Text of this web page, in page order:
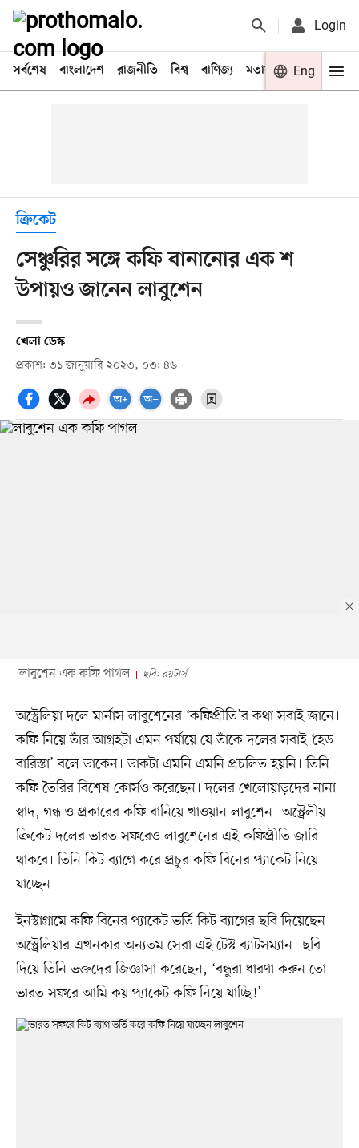
Login
সর্বশেষ বাংলাদেশ রাজনীতি বিশ্ব বাণিজ্য মতামত খেলা
Eng
ক্রিকেট
সেঞ্চুরির সঙ্গে কফি বানানোর এক শ
উপায়ও জানেন লাবুশেন
খেলা ডেস্ক
প্রকাশ: ৩১ জানুয়ারি ২০২৩, ০৩: ৪৬
লাবুশেন এক কফি পাগল ছবি: রয়টার্স
অস্ট্রেলিয়া দলে মার্নাস লাবুশেনের ‘কফিপ্রীতি’র কথা সবাই জানে।
কফি নিয়ে তাঁর আগ্রহটা এমন পর্যায়ে যে তাঁকে দলের সবাই ‘হেড
বারিস্তা’ বলে ডাকেন। ডাকটা এমনি এমনি প্রচলিত হয়নি। তিনি
কফি তৈরির বিশেষ কোর্সও করেছেন। দলের খেলোয়াড়দের নানা
স্বাদ, গন্ধ ও প্রকারের কফি বানিয়ে খাওয়ান লাবুশেন। অস্ট্রেলীয়
ক্রিকেট দলের ভারত সফরেও লাবুশেনের এই কফিপ্রীতি জারি
থাকবে। তিনি কিট ব্যাগে করে প্রচুর কফি বিনের প্যাকেট নিয়ে
যাচ্ছেন।
ইনস্টাগ্রামে কফি বিনের প্যাকেট ভর্তি কিট ব্যাগের ছবি দিয়েছেন
অস্ট্রেলিয়ার এখনকার অন্যতম সেরা এই টেস্ট ব্যাটসম্যান। ছবি
দিয়ে তিনি ভক্তদের জিজ্ঞাসা করেছেন, ‘বন্ধুরা ধারণা করুন তো
ভারত সফরে আমি কয় প্যাকেট কফি নিয়ে যাচ্ছি!’